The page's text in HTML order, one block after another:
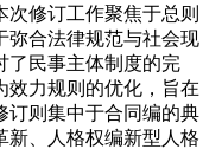
修订工作聚焦于总则
弥合法律规范与社会现
了民事主体制度的完
效力规则的优化，旨在
订则集中于合同编的典
新、人格权编新型人格